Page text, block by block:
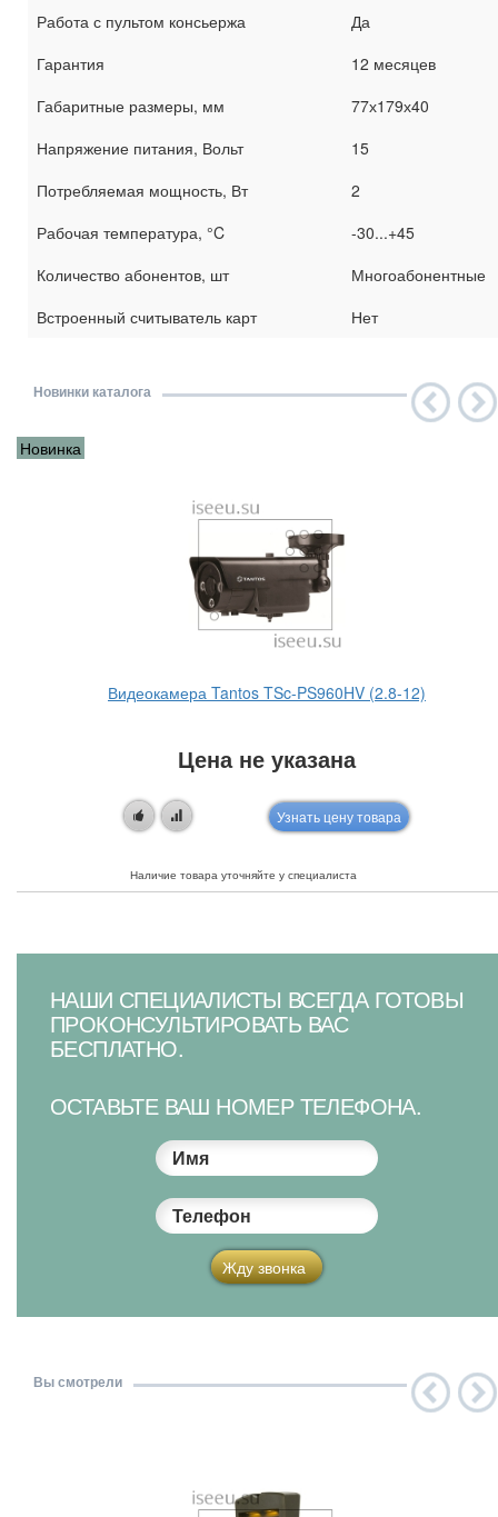
Работа с пультом консьержа
Да
Гарантия
12 месяцев
Габаритные размеры, мм
77х179х40
Напряжение питания, Вольт
15
Потребляемая мощность, Вт
2
Рабочая температура, °C
-30...+45
Количество абонентов, шт
Многоабонентные
Встроенный считыватель карт
Нет
Новинки каталога
Новинка
Видеокамера Tantos TSc-PS960HV (2.8-12)
Цена не указана
Узнать цену товара
Наличие товара уточняйте у специалиста
НАШИ СПЕЦИАЛИСТЫ ВСЕГДА ГОТОВЫ
ПРОКОНСУЛЬТИРОВАТЬ ВАС
БЕСПЛАТНО.
ОСТАВЬТЕ ВАШ НОМЕР ТЕЛЕФОНА.
Имя
Телефон
Жду звонка
Вы смотрели